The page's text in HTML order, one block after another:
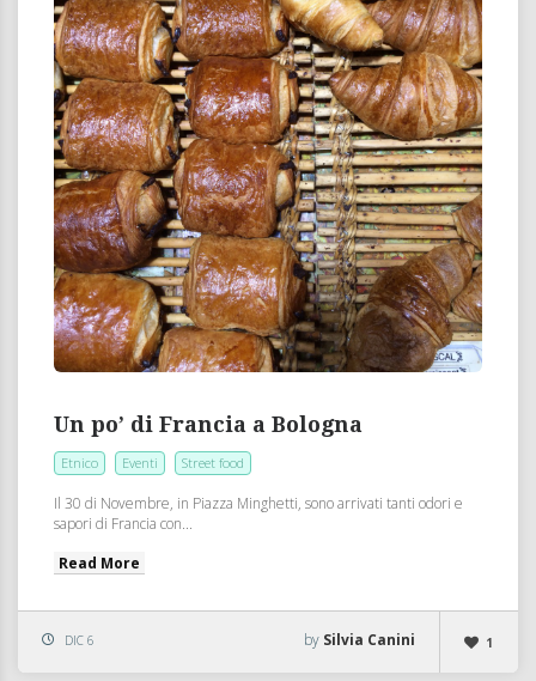
Un po’ di Francia a Bologna
Etnico Eventi Street food
Il 30 di Novembre, in Piazza Minghetti, sono arrivati tanti odori e
sapori di Francia con...
Read More
DIC 6 1
by Silvia Canini